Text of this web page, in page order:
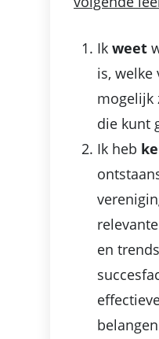
Ik weet
is, welke
mogelijk
die kunt
Ik heb
en